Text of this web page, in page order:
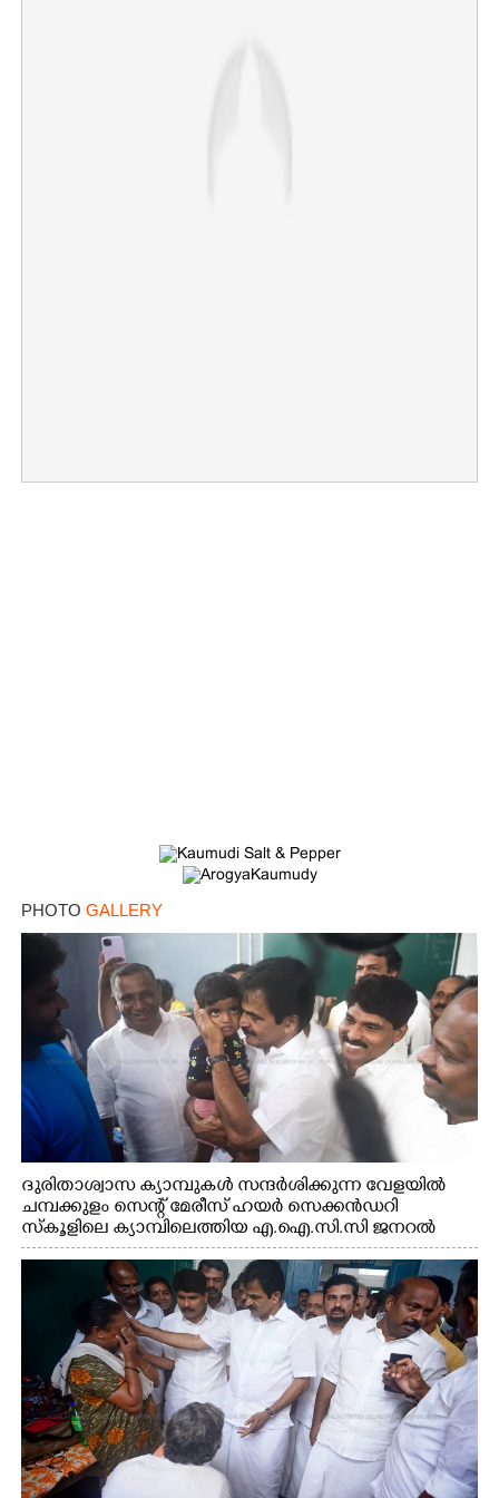
PHOTO GALLERY
ദുരിതാശ്വാസ ക്യാമ്പുകൾ സന്ദർശിക്കുന്ന വേളയിൽ
ചമ്പക്കുളം സെന്റ് മേരീസ് ഹയർ സെക്കൻഡറി
സ്കൂളിലെ ക്യാമ്പിലെത്തിയ എ.ഐ.സി.സി ജനറൽ
സെക്രട്ടറി കെ.സി വേണുഗോപാൽ എം.പി കുരുന്നിനെ
എടുത്ത് ലാളിച്ചപ്പോൾ. സഹകരണ-എക്സൈസ്
വകുപ്പ് മന്ത്രി എം. ലിജു, കൃഷിവകുപ്പ് മന്ത്രി ടി. സിദ്ദിഖ്,
റെജി ചെറിയാൻ എം. എൽ. എ എന്നിവർ സമീപം